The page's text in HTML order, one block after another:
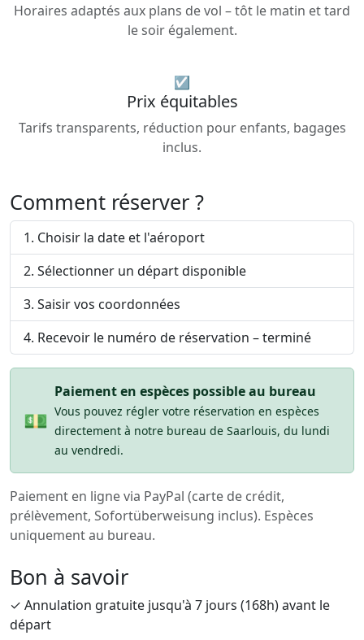
Horaires adaptés aux plans de vol – tôt le matin et tard
le soir également.
☑
Prix équitables
Tarifs transparents, réduction pour enfants, bagages
inclus.
Comment réserver ?
Choisir la date et l'aéroport
Sélectionner un départ disponible
Saisir vos coordonnées
Recevoir le numéro de réservation – terminé
💵
Paiement en espèces possible au bureau
Vous pouvez régler votre réservation en espèces
directement à notre bureau de Saarlouis, du lundi
au vendredi.
Paiement en ligne via PayPal (carte de crédit,
prélèvement, Sofortüberweisung inclus). Espèces
uniquement au bureau.
Bon à savoir
✓ Annulation gratuite jusqu'à 7 jours (168h) avant le
départ